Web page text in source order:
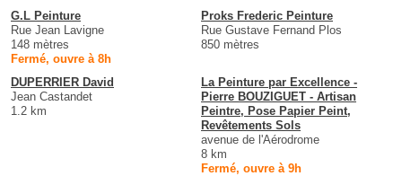
G.L Peinture
Rue Jean Lavigne
148 mètres
Fermé, ouvre à 8h
Proks Frederic Peinture
Rue Gustave Fernand Plos
850 mètres
DUPERRIER David
Jean Castandet
1.2 km
La Peinture par Excellence -
Pierre BOUZIGUET - Artisan
Peintre, Pose Papier Peint,
Revêtements Sols
avenue de l'Aérodrome
8 km
Fermé, ouvre à 9h